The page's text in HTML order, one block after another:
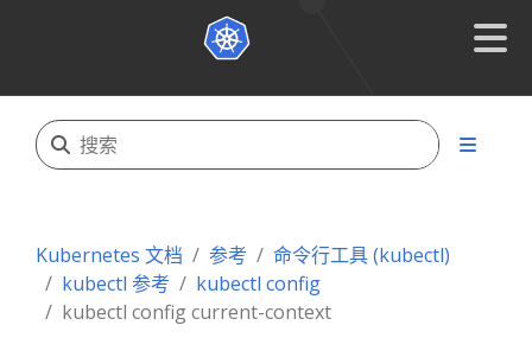
Kubernetes 文档 参考
命令行工具 (kubectl)
kubectl 参考
kubectl config
kubectl config current-context